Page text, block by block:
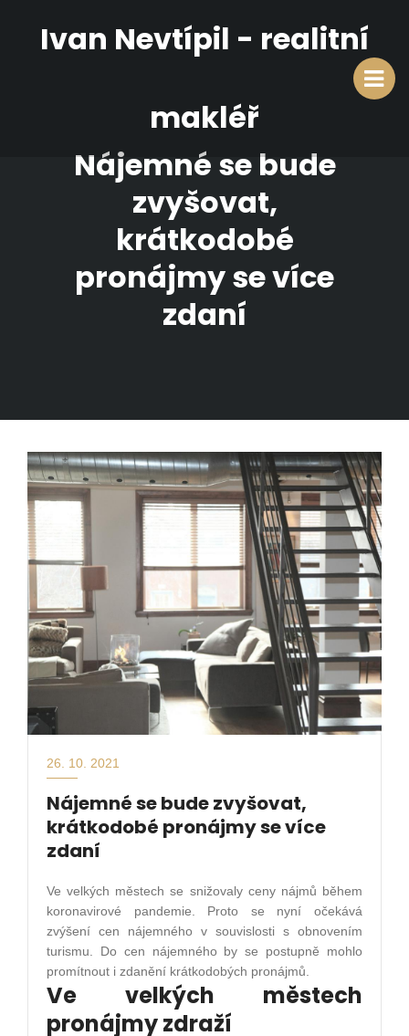
Ivan Nevtípil - realitní
makléř
Nájemné se bude
zvyšovat,
krátkodobé
pronájmy se více
zdaní
26. 10. 2021
Nájemné se bude zvyšovat,
krátkodobé pronájmy se více
zdaní
Ve velkých městech se snižovaly ceny nájmů během
koronavirové pandemie. Proto se nyní očekává
zvýšení cen nájemného v souvislosti s obnovením
turismu. Do cen nájemného by se postupně mohlo
promítnout i zdanění krátkodobých pronájmů.
Ve velkých městech
pronájmy zdraží